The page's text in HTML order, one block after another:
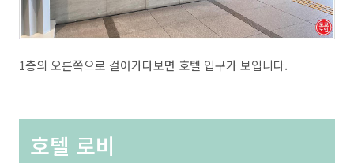
1층의 오른쪽으로 걸어가다보면 호텔 입구가 보입니다.
호텔 로비